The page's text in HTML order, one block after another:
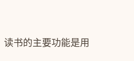
读书的主要功能是用